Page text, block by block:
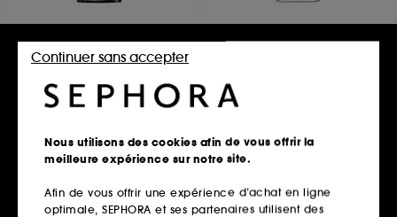
BOSS Bottled Beyond
Eau de Parfum
À partir de
99,00€
198,00€ / 100ml
À partir de
112,50€
Nous utilisons des cookies afin de vous offrir la
meilleure expérience sur notre site.
Afin de vous offrir une expérience d’achat en ligne
optimale, SEPHORA et ses partenaires utilisent des
Continuer sans accepter